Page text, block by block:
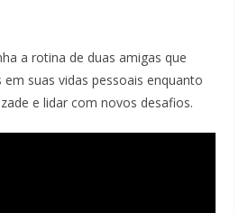
a rotina de duas amigas que
suas vidas pessoais enquanto
e lidar com novos desafios.